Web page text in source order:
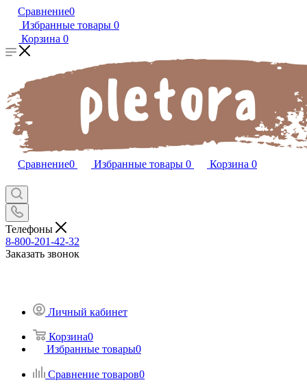
Сравнение0
Избранные товары 0
Корзина 0
Сравнение0 Избранные товары 0 Корзина 0
Телефоны
8-800-201-42-32
Заказать звонок
Личный кабинет
Корзина0
Избранные товары0
Сравнение товаров0